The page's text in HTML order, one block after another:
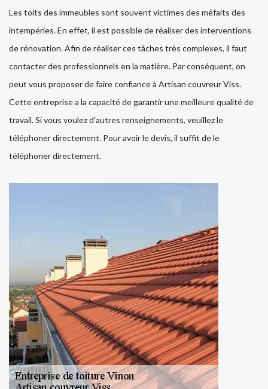
Les toits des immeubles sont souvent victimes des méfaits des
intempéries. En effet, il est possible de réaliser des interventions
de rénovation. Afin de réaliser ces tâches très complexes, il faut
contacter des professionnels en la matière. Par conséquent, on
peut vous proposer de faire confiance à Artisan couvreur Viss.
Cette entreprise a la capacité de garantir une meilleure qualité de
travail. Si vous voulez d'autres renseignements, veuillez le
téléphoner directement. Pour avoir le devis, il suffit de le
téléphoner directement.